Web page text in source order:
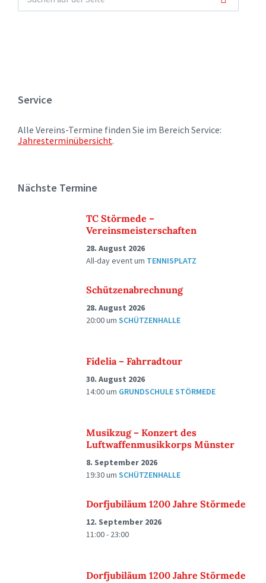
Service
Alle Vereins-Termine finden Sie im Bereich Service:
Jahresterminübersicht.
Nächste Termine
TC Störmede –
Vereinsmeisterschaften
28. August 2026
All-day eventum TENNISPLATZ
Schützenabrechnung
28. August 2026
20:00um SCHÜTZENHALLE
Fidelia – Fahrradtour
30. August 2026
14:00um GRUNDSCHULE STÖRMEDE
Musikzug – Konzert des
Luftwaffenmusikkorps Münster
8. September 2026
19:30um SCHÜTZENHALLE
Dorfjubiläum 1200 Jahre Störmede
12. September 2026
11:00 - 23:00
Dorfjubiläum 1200 Jahre Störmede